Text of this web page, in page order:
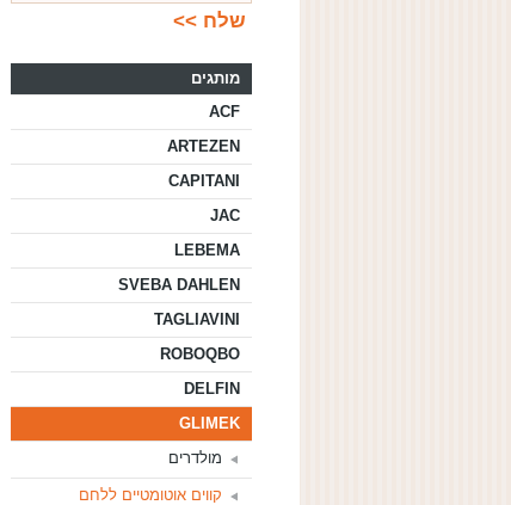
מותגים
ACF
ARTEZEN
CAPITANI
JAC
LEBEMA
SVEBA DAHLEN
TAGLIAVINI
ROBOQBO
DELFIN
GLIMEK
מולדרים
קווים אוטומטיים ללחם